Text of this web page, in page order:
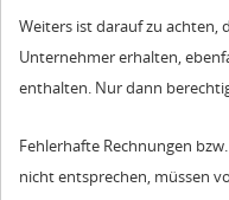
Weiters ist darauf zu achten,
Unternehmer erhalten,
enthalten. Nur dann
Fehlerhafte Rechnungen
nicht entsprechen, müssen